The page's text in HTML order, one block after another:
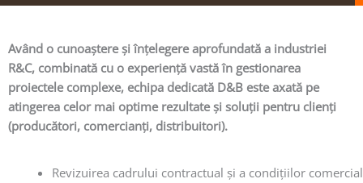
Având o cunoaştere şi înţelegere aprofundată a industriei
R&C, combinată cu o experienţă vastă în gestionarea
proiectele complexe, echipa dedicată D&B este axată pe
atingerea celor mai optime rezultate şi soluţii pentru clienţi
(producători, comercianţi, distribuitori).
Revizuirea cadrului contractual şi a condiţiilor